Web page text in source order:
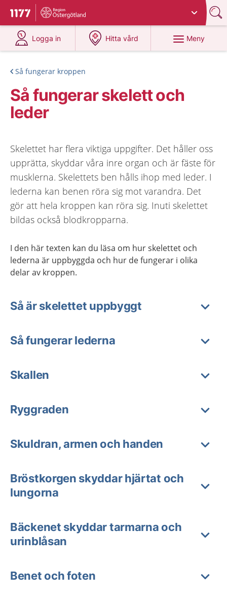
Till startsidan för 1177
Du har valt region
Logga in
på 1177.se
Hitta vård
på 1177.se
Meny
Så fungerar kroppen
Så fungerar skelett och
leder
Skelettet har flera viktiga uppgifter. Det håller oss
upprätta, skyddar våra inre organ och är fäste för
musklerna. Skelettets ben hålls ihop med leder. I
lederna kan benen röra sig mot varandra. Det
gör att hela kroppen kan röra sig. Inuti skelettet
bildas också blodkropparna.
I den här texten kan du läsa om hur skelettet och
lederna är uppbyggda och hur de fungerar i olika
delar av kroppen.
Så är skelettet uppbyggt
Så fungerar lederna
Skallen
Ryggraden
Skuldran, armen och handen
Bröstkorgen skyddar hjärtat och
lungorna
Bäckenet skyddar tarmarna och
urinblåsan
Benet och foten